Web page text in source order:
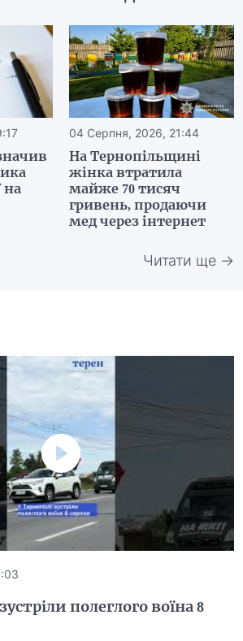
на
04 Серпня, 2026, 21:44
На Тернопільщині
жінка втратила
майже 70 тисяч
гривень, продаючи
мед через інтернет
Читати ще →
полеглого воїна 8